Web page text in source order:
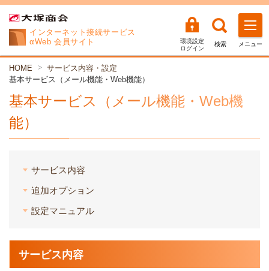
インターネット接続サービス
αWeb 会員サイト
環境設定
ログイン
検索 メニュー
HOME
サービス内容・設定
基本サービス（メール機能・Web機能）
基本サービス（メール機能・Web機
能）
サービス内容
追加オプション
設定マニュアル
サービス内容